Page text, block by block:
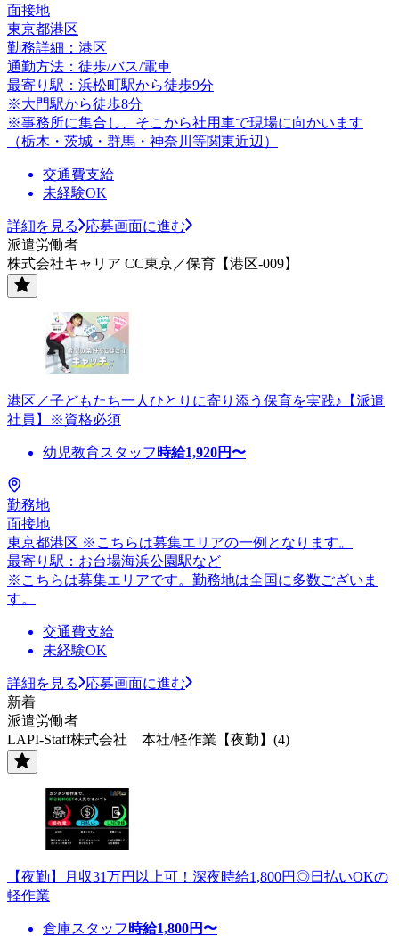
面接地
東京都港区
勤務詳細：港区
通勤方法：徒歩/バス/電車
最寄り駅：浜松町駅から徒歩9分
※大門駅から徒歩8分
※事務所に集合し、そこから社用車で現場に向かいます
（栃木・茨城・群馬・神奈川等関東近辺）
交通費支給
未経験OK
詳細を見る
応募画面に進む
派遣労働者
株式会社キャリア CC東京／保育【港区-009】
港区／子どもたち一人ひとりに寄り添う保育を実践♪【派遣
社員】※資格必須
幼児教育スタッフ 時給1,920円〜
勤務地
面接地
東京都港区 ※こちらは募集エリアの一例となります。
最寄り駅：お台場海浜公園駅など
※こちらは募集エリアです。勤務地は全国に多数ございま
す。
交通費支給
未経験OK
詳細を見る
応募画面に進む
新着
派遣労働者
LAPI-Staff株式会社 本社/軽作業【夜勤】(4)
【夜勤】月収31万円以上可！深夜時給1,800円◎日払いOKの
軽作業
倉庫スタッフ 時給1,800円〜